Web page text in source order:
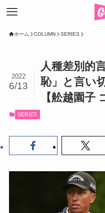
ホーム COLUMN SERIES
人種差別的
恥」と言い
【舩越園子
2022
6/13
SERIES